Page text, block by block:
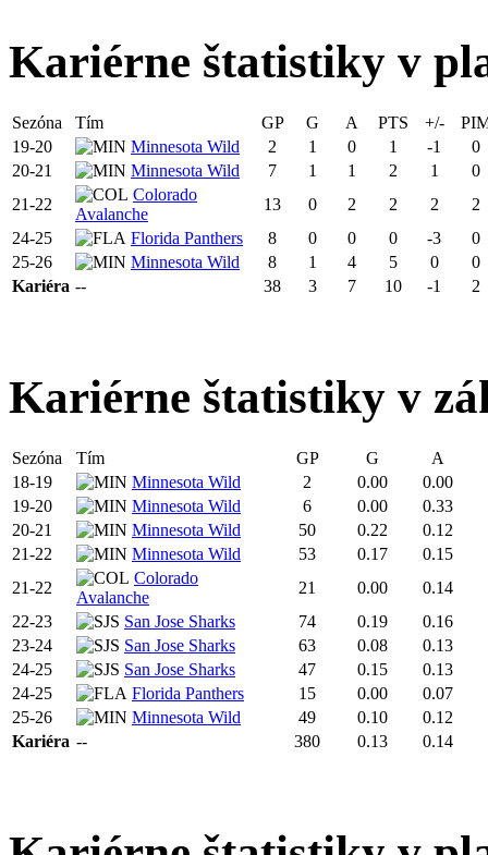
Kariérne štatistiky v
Sezóna Tím GP G A PTS +/-
19-20
Minnesota Wild 2 1 0 1 -1
0
20-21
Minnesota Wild 7 1 1 2 1
0
21-22
Colorado
Avalanche
13 0 2 2 2
2
24-25
Florida Panthers 8 0 0 0 -3
0
25-26
Minnesota Wild 8 1 4 5 0
0
Kariéra -- 38 3 7 10 -1 2
Kariérne štatistiky v
Sezóna Tím GP G
A
18-19
Minnesota Wild 2 0.00
0.00
19-20
Minnesota Wild 6 0.00
0.33
20-21
Minnesota Wild 50 0.22
0.12
21-22
Minnesota Wild 53 0.17
0.15
21-22
Colorado
Avalanche
21 0.00
0.14
22-23
San Jose Sharks 74 0.19
0.16
23-24
San Jose Sharks 63 0.08
0.13
24-25
San Jose Sharks 47 0.15
0.13
24-25
Florida Panthers 15 0.00
0.07
25-26
Minnesota Wild 49 0.10
0.12
Kariéra -- 380 0.13 0.14